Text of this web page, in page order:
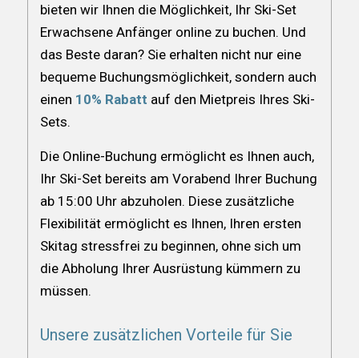
bieten wir Ihnen die Möglichkeit, Ihr Ski-Set
Erwachsene Anfänger online zu buchen. Und
das Beste daran? Sie erhalten nicht nur eine
bequeme Buchungsmöglichkeit, sondern auch
einen 10% Rabatt auf den Mietpreis Ihres Ski-
Sets.
Die Online-Buchung ermöglicht es Ihnen auch,
Ihr Ski-Set bereits am Vorabend Ihrer Buchung
ab 15:00 Uhr abzuholen. Diese zusätzliche
Flexibilität ermöglicht es Ihnen, Ihren ersten
Skitag stressfrei zu beginnen, ohne sich um
die Abholung Ihrer Ausrüstung kümmern zu
müssen.
Unsere zusätzlichen Vorteile für Sie